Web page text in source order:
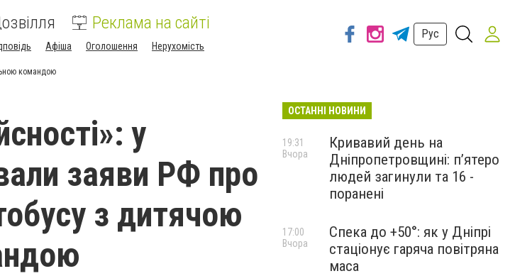
Реклама на сайті
Афіша Оголошення Нерухомість
Рус
командою
у
заяви РФ про
з дитячою
ОСТАННІ НОВИНИ
Кривавий день на
Дніпропетровщині: п’ятеро
людей загинули та 16 -
поранені
19:31
Вчора
Спека до +50°: як у Дніпрі
стаціонує гаряча повітряна
маса
17:00
Вчора